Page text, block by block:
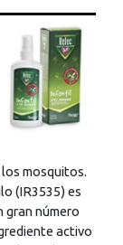
mosquitos.
(IR3535) es
gran número
activo